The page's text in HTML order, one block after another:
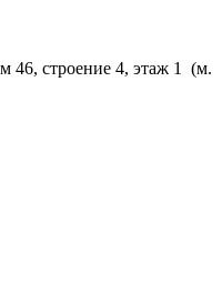
46, строение 4, этаж 1 (м.